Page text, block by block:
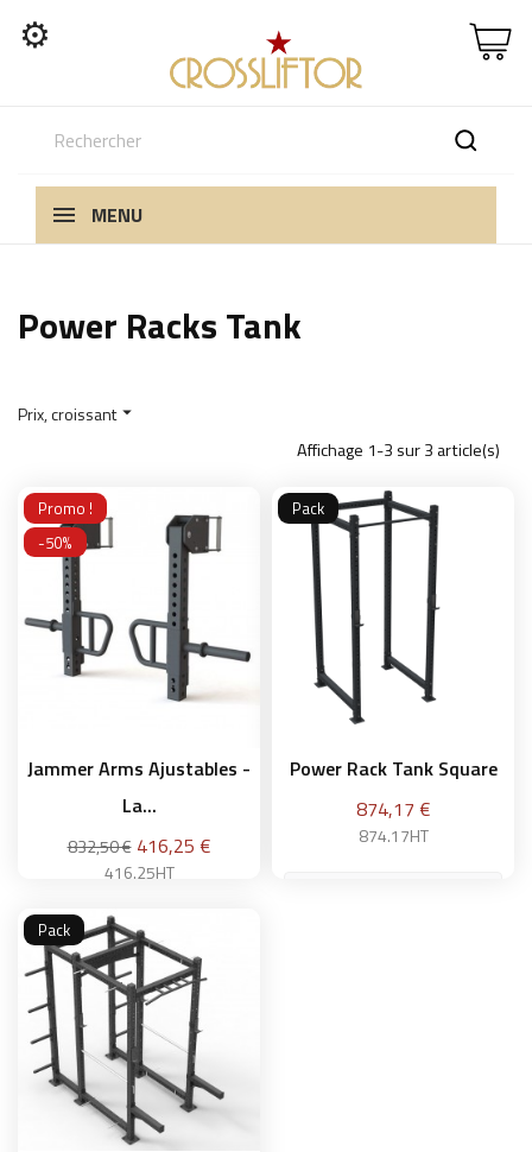
⚙
MENU
Power Racks Tank
Prix, croissant
Affichage 1-3 sur 3 article(s)
Jammer Arms Ajustables -
La...
832,50 € Prix
416,25 €
416.25HT
Ajouter au panier
Promo !
-50%
Power Rack Tank Square
Prix
874,17 €
874.17HT
Pack
Pack